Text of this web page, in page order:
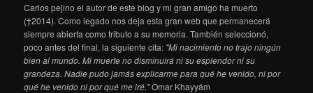
Carlos pejino el autor de este blog y mi gran amigo ha muerto
(†2014). Como legado nos deja esta gran web que permanecerá
siempre abierta como tributo a su memoria. También seleccionó,
poco antes del final, la siguiente cita: "Mi nacimiento no trajo ningún
bien al mundo. Mi muerte no disminuirá ni su esplendor ni su
grandeza. Nadie pudo jamás explicarme para qué he venido, ni por
qué he venido ni por qué me iré."Omar Khayyám